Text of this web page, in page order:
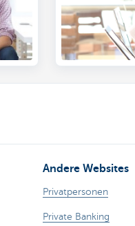
anrufen und
Andere Websites
Privatpersonen
Private Banking